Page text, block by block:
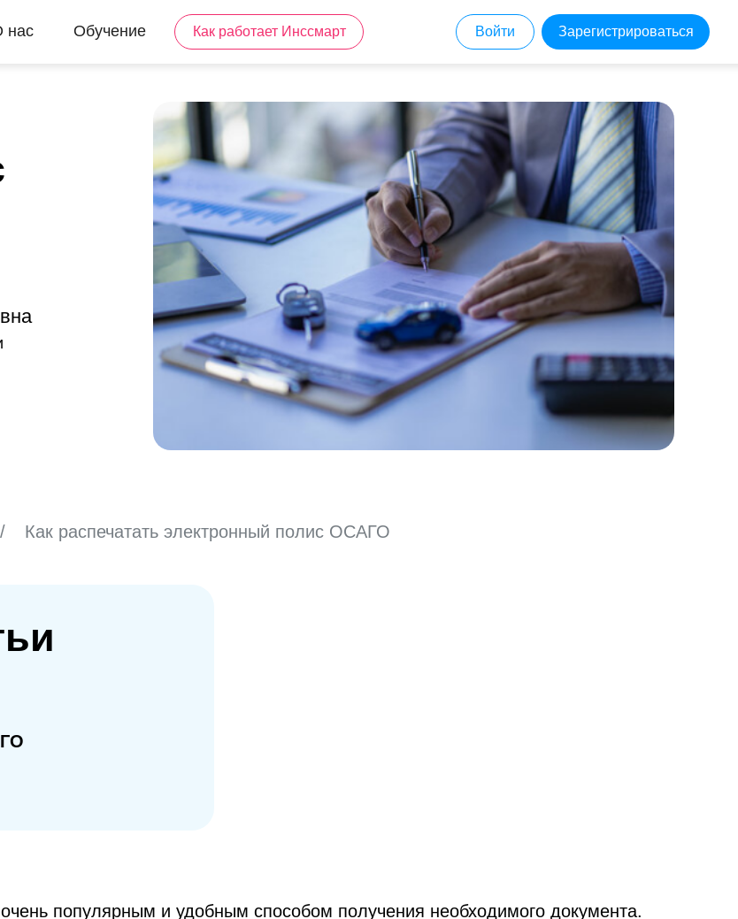
Зарегистрироваться
Как работает Инссмарт Войти
нас Обучение
/ Как распечатать электронный полис ОСАГО
популярным и удобным способом получения необходимого документа.